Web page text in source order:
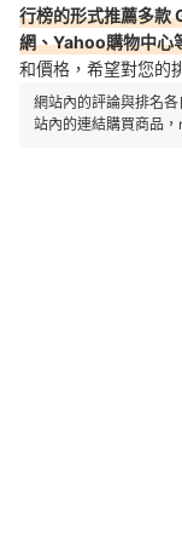
行榜的形式推薦多款
網、Yahoo購物中心
和價格，希望對您的
網站內的評論與排名
站內的連結購買商品